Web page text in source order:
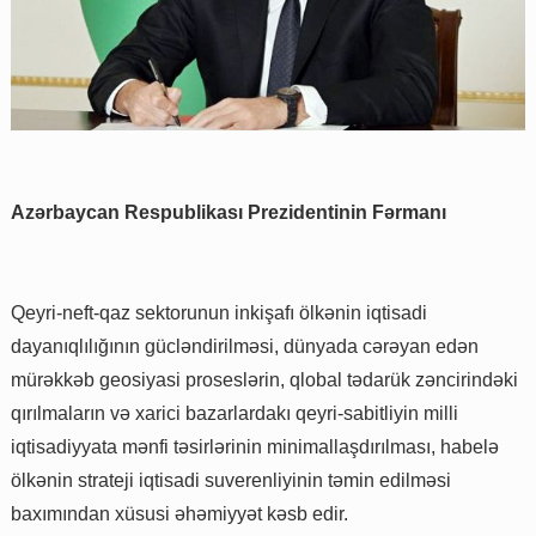
Azərbaycan Respublikası Prezidentinin Fərmanı
Qeyri-neft-qaz sektorunun inkişafı ölkənin iqtisadi
dayanıqlılığının gücləndirilməsi, dünyada cərəyan edən
mürəkkəb geosiyasi proseslərin, qlobal tədarük zəncirindəki
qırılmaların və xarici bazarlardakı qeyri-sabitliyin milli
iqtisadiyyata mənfi təsirlərinin minimallaşdırılması, habelə
ölkənin strateji iqtisadi suverenliyinin təmin edilməsi
baxımından xüsusi əhəmiyyət kəsb edir.